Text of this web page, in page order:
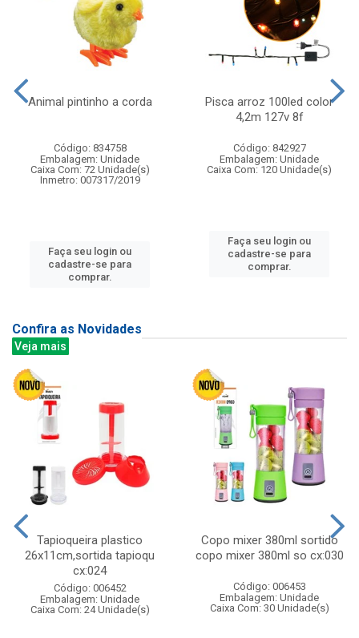
Animal pintinho a corda
Código: 834758
Embalagem: Unidade
Caixa Com: 72 Unidade(s)
Inmetro: 007317/2019
Faça seu login ou
cadastre-se para
comprar.
Pisca arroz 100led color
4,2m 127v 8f
Código: 842927
Embalagem: Unidade
Caixa Com: 120 Unidade(s)
Faça seu login ou
cadastre-se para
comprar.
Confira as Novidades
Veja mais
Tapioqueira plastico
26x11cm,sortida tapioqu
cx:024
Código: 006452
Embalagem: Unidade
Caixa Com: 24 Unidade(s)
Copo mixer 380ml sortido
copo mixer 380ml so cx:030
Código: 006453
Embalagem: Unidade
Caixa Com: 30 Unidade(s)